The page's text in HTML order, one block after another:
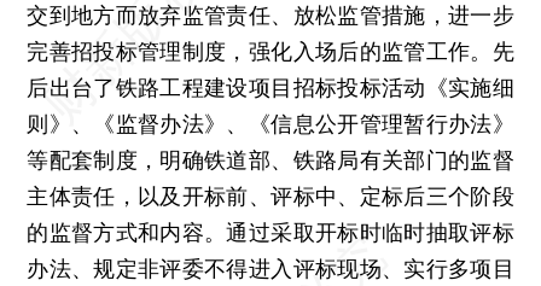
交到地方而放弃监管责任、放松监管措施，进一步
完善招投标管理制度，强化入场后的监管工作。先
后出台了铁路工程建设项目招标投标活动《实施细
则》、《监督办法》、《信息公开管理暂行办法》
等配套制度，明确铁道部、铁路局有关部门的监督
主体责任，以及开标前、评标中、定标后三个阶段
的监督方式和内容。通过采取开标时临时抽取评标
办法、规定非评委不得进入评标现场、实行多项目